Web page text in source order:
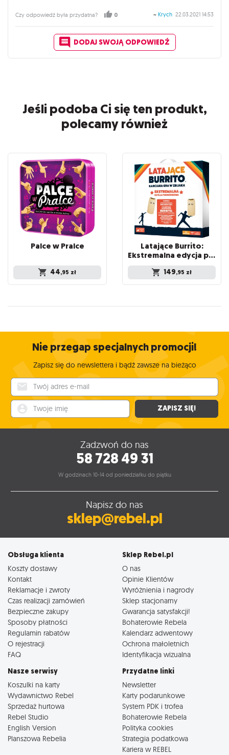
Czy odpowiedź była przydatna? 0 ~ Krych 22.03.2021 14:53
DODAJ SWOJĄ ODPOWIEDŹ
Jeśli podoba Ci się ten produkt,
polecamy również
Palcew Pralce
44,95 zł
Latające Burrito:
Ekstremalna edycja podwórkowa
149,95 zł
Nie przegap specjalnych promocji!
Zapisz się do newslettera i bądź zawsze na bieżąco
ZAPISZ SIĘ!
Zadzwoń do nas
58 728 49 31
W godzinach 10-14 od poniedziałku do piątku
Napisz do nas
sklep@rebel.pl
Obsługa klienta
Koszty dostawy
Kontakt
Reklamacje i zwroty
Czas realizacji zamówień
Bezpieczne zakupy
Sposoby płatności
Regulamin rabatów
O rejestracji
FAQ
Sklep Rebel.pl
O nas
Opinie Klientów
Wyróżnienia i nagrody
Sklep stacjonarny
Gwarancja satysfakcji!
Bohaterowie Rebela
Kalendarz adwentowy
Ochrona małoletnich
Identyfikacja wizualna
Nasze serwisy
Koszulki na karty
Wydawnictwo Rebel
Sprzedaż hurtowa
Rebel Studio
English Version
Planszowa Rebelia
Przydatne linki
Newsletter
Karty podarunkowe
System PDK i trofea
Bohaterowie Rebela
Polityka cookies
Strategia podatkowa
Kariera w REBEL